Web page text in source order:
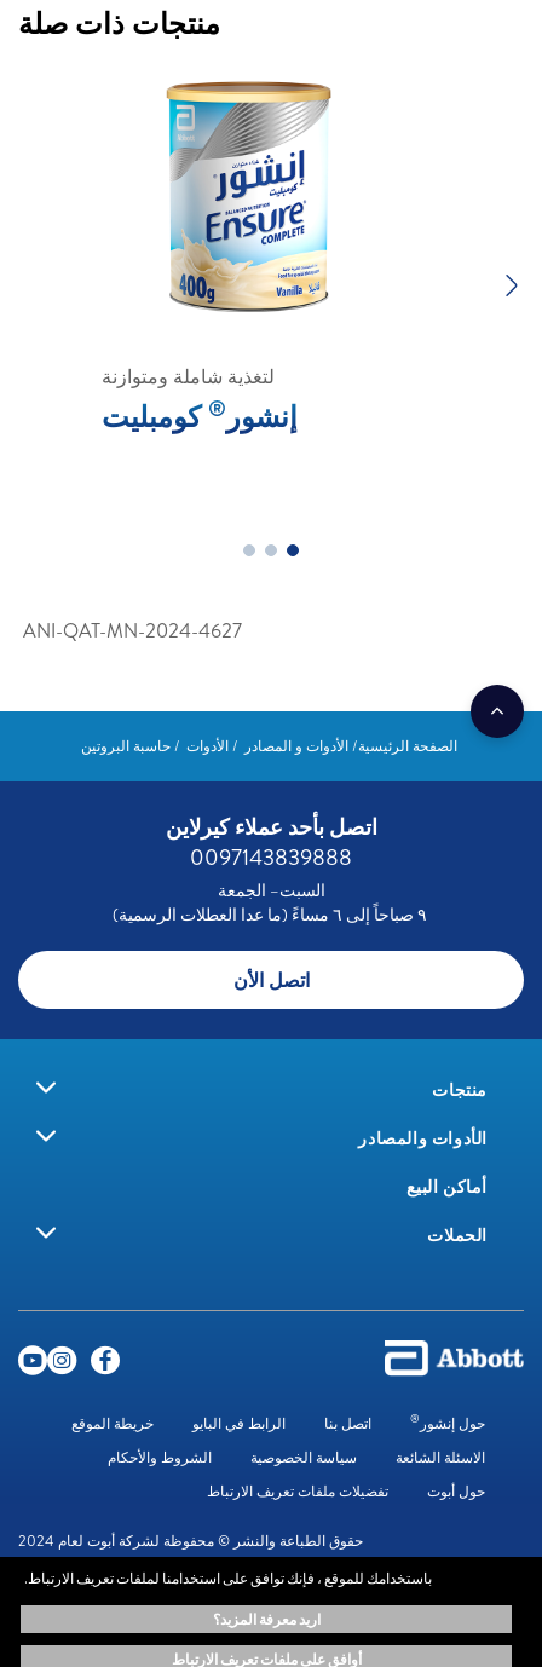
منتجات ذات صلة
Previous
لتغذية شاملة ومتوازنة
إنشور ® كومبليت
ANI-QAT-MN-2024-4627
الصفحة الرئيسية الأدوات و المصادر الأدوات حاسبة البروتين
اتصل بأحد عملاء كيرلاين
0097143839888
السبت– الجمعة
اتصل الأن
منتجات
الأدوات والمصادر
أماكن البيع
الحملات
حول إنشور ® اتصل بنا الرابط في البايو
خريطة الموقع
الاسئلة الشائعة
سياسة الخصوصية
الشروط والأحكام
حول أبوت
تفضيلات ملفات تعريف الارتباط
حقوق الطباعة والنشر © محفوظة لشركة أبوت لعام 2024
المعلومات الموجودة في هذا الموقع متاحة لأهداف تعليمية فقط.، ولا تحل محل
استشارة المتخصصين المعتمدين. استشر دائماً أخصائيي الرعاية الصحية للحصول على
باستخدامك للموقع ، فإنك توافق على استخدامنا لملفات تعريف الارتباط.
اريد معرفة المزيد؟
أوافق على ملفات تعريف الارتباط